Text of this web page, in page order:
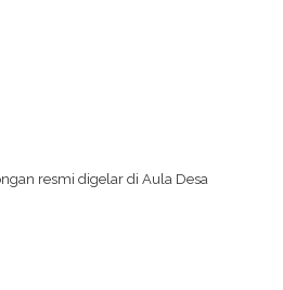
resmi digelar di Aula Desa